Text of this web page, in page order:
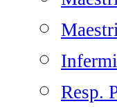
Resp.